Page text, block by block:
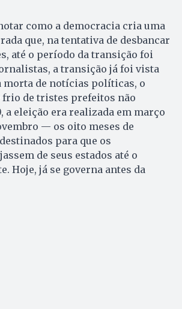
como a democracia cria uma
que, na tentativa de desbancar
até o período da transição foi
a transição já foi vista
morta de notícias políticas, o
frio de tristes prefeitos não
a eleição era realizada em março
— os oito meses de
para que os
de seus estados até o
Hoje, já se governa antes da